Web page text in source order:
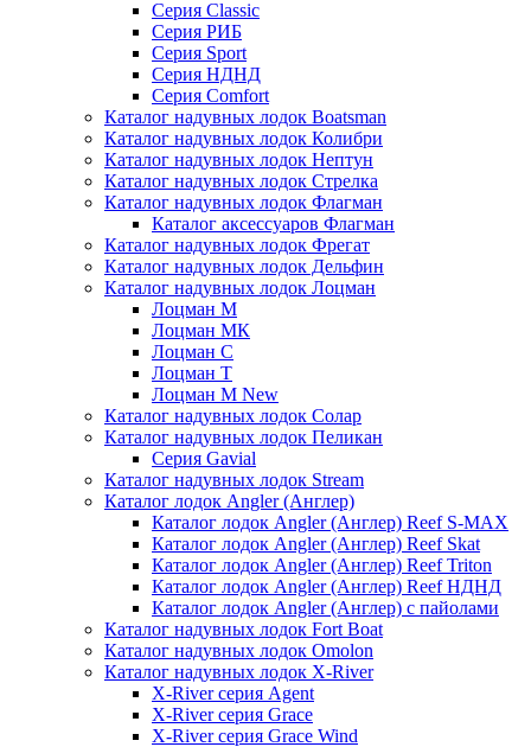
Серия Classic
Серия РИБ
Серия Sport
Серия НДНД
Серия Comfort
Каталог надувных лодок Boatsman
Каталог надувных лодок Колибри
Каталог надувных лодок Нептун
Каталог надувных лодок Стрелка
Каталог надувных лодок Флагман
Каталог аксессуаров Флагман
Каталог надувных лодок Фрегат
Каталог надувных лодок Дельфин
Каталог надувных лодок Лоцман
Лоцман М
Лоцман МК
Лоцман С
Лоцман Т
Лоцман М New
Каталог надувных лодок Солар
Каталог надувных лодок Пеликан
Серия Gavial
Каталог надувных лодок Stream
Каталог лодок Angler (Англер)
Каталог лодок Angler (Англер) Reef S-MAX
Каталог лодок Angler (Англер) Reef Skat
Каталог лодок Angler (Англер) Reef Triton
Каталог лодок Angler (Англер) Reef НДНД
Каталог лодок Angler (Англер) с пайолами
Каталог надувных лодок Fort Boat
Каталог надувных лодок Omolon
Каталог надувных лодок X-River
X-River серия Agent
X-River серия Grace
X-River серия Grace Wind